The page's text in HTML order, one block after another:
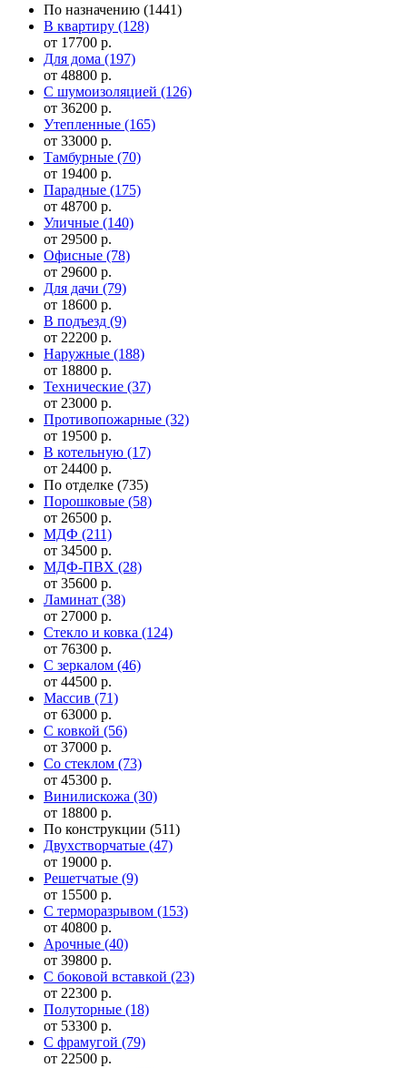
По назначению (1441)
В квартиру (128)
от 17700 р.
Для дома (197)
от 48800 р.
С шумоизоляцией (126)
от 36200 р.
Утепленные (165)
от 33000 р.
Тамбурные (70)
от 19400 р.
Парадные (175)
от 48700 р.
Уличные (140)
от 29500 р.
Офисные (78)
от 29600 р.
Для дачи (79)
от 18600 р.
В подъезд (9)
от 22200 р.
Наружные (188)
от 18800 р.
Технические (37)
от 23000 р.
Противопожарные (32)
от 19500 р.
В котельную (17)
от 24400 р.
По отделке (735)
Порошковые (58)
от 26500 р.
МДФ (211)
от 34500 р.
МДФ-ПВХ (28)
от 35600 р.
Ламинат (38)
от 27000 р.
Стекло и ковка (124)
от 76300 р.
С зеркалом (46)
от 44500 р.
Массив (71)
от 63000 р.
С ковкой (56)
от 37000 р.
Со стеклом (73)
от 45300 р.
Винилискожа (30)
от 18800 р.
По конструкции (511)
Двухстворчатые (47)
от 19000 р.
Решетчатые (9)
от 15500 р.
С терморазрывом (153)
от 40800 р.
Арочные (40)
от 39800 р.
С боковой вставкой (23)
от 22300 р.
Полуторные (18)
от 53300 р.
С фрамугой (79)
от 22500 р.